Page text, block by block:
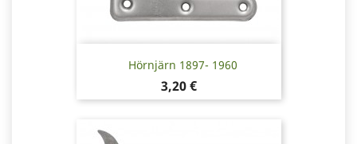
Hörnjärn 1897- 1960
Pris
3,20 €